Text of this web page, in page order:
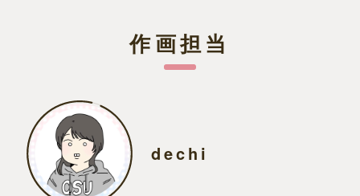
作画担当
dechi